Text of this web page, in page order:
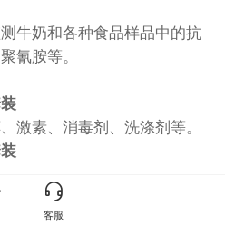
牛奶和各种食品样品中的抗
氰胺等。
激素、消毒剂、洗涤剂等。
范围包括EU MRL、USA
客服